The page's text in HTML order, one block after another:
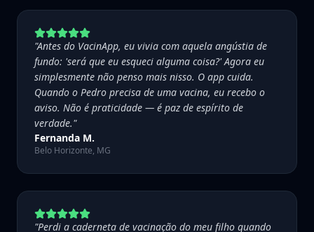
"Antes do VacinApp, eu vivia com aquela angústia de
fundo: 'será que eu esqueci alguma coisa?' Agora eu
simplesmente não penso mais nisso. O app cuida.
Quando o Pedro precisa de uma vacina, eu recebo o
aviso. Não é praticidade — é paz de espírito de
verdade."
Fernanda M.
Belo Horizonte, MG
"Perdi a caderneta de vacinação do meu filho quando